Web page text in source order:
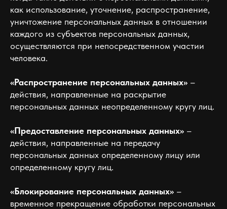
как использование, уточнение, распространение,
уничтожение персональных данных в отношении
каждого из субъектов персональных данных,
осуществляются при непосредственном участии
человека.
«Распространение персональных данных» –
действия, направленные на раскрытие
персональных данных неопределенному кругу лиц.
«Предоставление персональных данных» –
действия, направленные на передачу
персональных данных определенному лицу или
определенному кругу лиц.
«Блокирование персональных данных» –
временное прекращение обработки персональных